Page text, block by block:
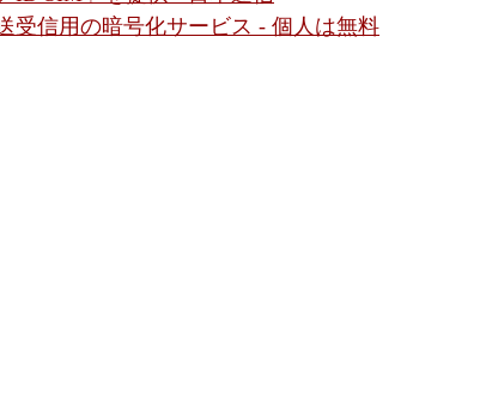
受信用の暗号化サービス - 個人は無料